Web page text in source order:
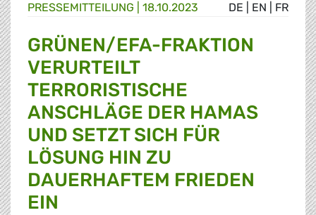
DE EN FR
PRESSE­MITTEILUNG 18.10.2023
GRÜNEN/EFA-FRAKTION
VERURTEILT
TERRORISTISCHE
ANSCHLÄGE DER HAMAS
UND SETZT SICH FÜR
LÖSUNG HIN ZU
DAUERHAFTEM FRIEDEN
EIN